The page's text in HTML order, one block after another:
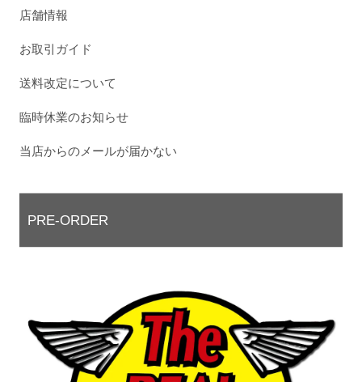
店舗情報
お取引ガイド
送料改定について
臨時休業のお知らせ
当店からのメールが届かない
PRE-ORDER